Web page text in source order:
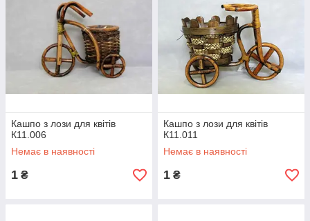
Кашпо з лози для квітів
К11.006
Немає в наявності
1 ₴
Кашпо з лози для квітів
К11.011
Немає в наявності
1 ₴